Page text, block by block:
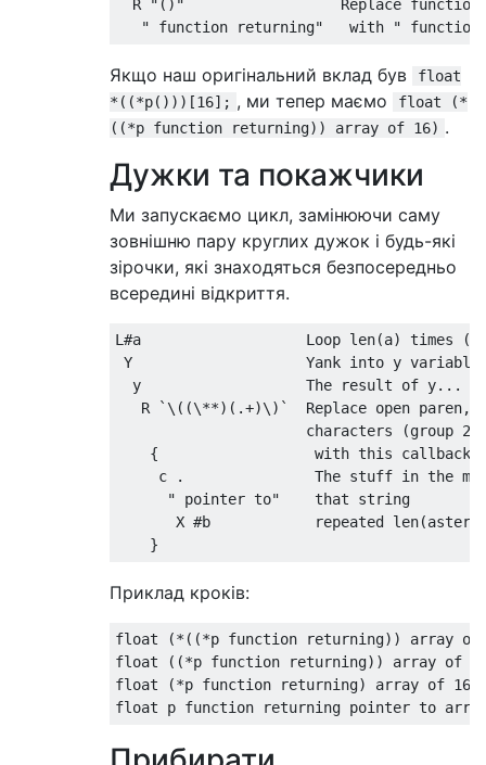
R "()"                  Replace function
Якщо наш оригінальний вклад був
float
*((*p()))[16]; , ми тепер маємо
float (*
((*p function returning)) array of 16) .
Дужки та покажчики
Ми запускаємо цикл, замінюючи саму
зовнішню пару круглих дужок і будь-які
зірочки, які знаходяться безпосередньо
всередині відкриття.
L#a                   Loop len(a) times
Y                    Yank into y
  y                   The result of y...
R `\((\**)(.+)\)`  Replace open paren,
characters (group
{                  with this callback
c .               The stuff in the
      " pointer to"    that string
X #b            repeated
Приклад кроків:
float (*((*p function returning)) array of
float ((*p function returning)) array of
float (*p function returning) array of 16